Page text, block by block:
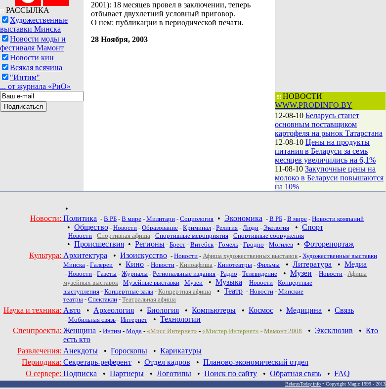
РАССЫЛКА
Художественные
выставки Минска
Новости моды и
фестиваля Мамонт
Новости кин
Всякая всячина
"Интим"
... от журнала «РиО»
2001): 18 месяцев провел в заключении, теперь
отбывает двухлетний условный приговор.
О нем: публикации в периодической печати.
28 Ноября, 2003
НОВОСТИ
WWW.PRODINFO.BY
12-08-10 Беларусь станет
основным поставщиком
картофеля на рынок Татарстана
12-08-10 Цены на продукты
питания в Беларуси за семь
месяцев увеличились на 6,1%
11-08-10 Закупочные цены на
молоко в Беларуси повышаются
на 10%
•
Новости: Политика - В РБ - В мире - Милитари - Социология • Экономика - В РБ - В мире - Новости компаний
• Общество - Новости - Образование - Криминал - Религия - Люди - Экология • Спорт
- Новости - Спортивная афиша - Спортивные мероприятия - Спортивные сооружения
• Происшествия • Регионы - Брест - Витебск- Гомель - Гродно - Могилев • Фоторепортаж
Культура: Архитектура • Изоискусство - Новости - Афиша художественных выставок - Художественные выставки
Минска - Галереи • Кино - Новости - Киноафиша - Кинотеатры - Фильмы • Литература • Медиа
- Новости - Газеты - Журналы - Региональные издания - Радио - Телевидение • Музеи - Новости - Афиша
музейных выставок - Музейные выставки - Музеи • Музыка - Новости - Концертные
выступления - Концертные залы - Концертная афиша • Театр - Новoсти - Минские
театры - Спектакли - Театральная афиша
Наука и техника: Авто • Археология • Биология • Компьютеры • Космос • Медицина • Связь
- Мобильная связь - Интернет • Технологии
Спецпроекты: Женщина - Интим - Мода - «Мисс Интернет» - «Мистер Интернет» - Мамонт 2008 • Эксклюзив • Кто
есть кто
Развлечения: Анекдоты • Гороскопы • Карикатуры
Периодика: Секретарь-референт • Отдел кадров • Планово-экономический отдел
О сервере: Подписка • Партнеры • Логотипы • Поиск по сайту • Обратная связь • FAQ
BelarusToday.info • Copyright Magic 1999 - 2013